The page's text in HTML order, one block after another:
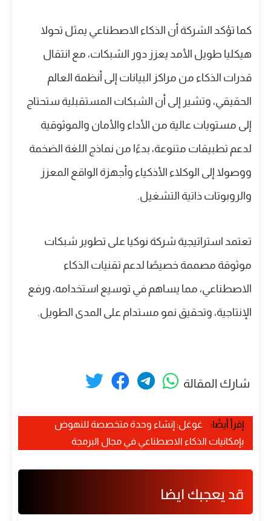
كما تؤكد الشركة أن الذكاء الاصطناعي يمثل تحولا
هيكليا طويل الأمد يعزز دور الشبكات، مع انتقال
قدرات الذكاء من مراكز البيانات إلى أنظمة العالم
الحقيقي، وتشير إلى أن الشبكات المستقبلية ستحتاج
إلى مستويات عالية من الأداء والأمان والموثوقية
لدعم تطبيقات متنوعة، بدءًا من نماذج اللغة الضخمة
ووصولا إلى الوكلاء الأذكياء وأجهزة الواقع المعزز
والروبوتات ذاتية التشغيل.
تعتمد استراتيجية شركة نوكيا على تطوير شبكات
موثوقة مصممة خصيصًا لدعم تقنيات الذكاء
الاصطناعي، مما يساهم في توسيع استخدامه، ورفع
الإنتاجية، وتحقيق نمو مستدام على المدى الطويل.
شارك المقالة
إقرأ أيضًا:
غوغل: إنشاء وحدة متخصصة للنهوض
بإمكانيات الذكاء الاصطناعي في مجال البرمجة
قد يعجبك ايضا